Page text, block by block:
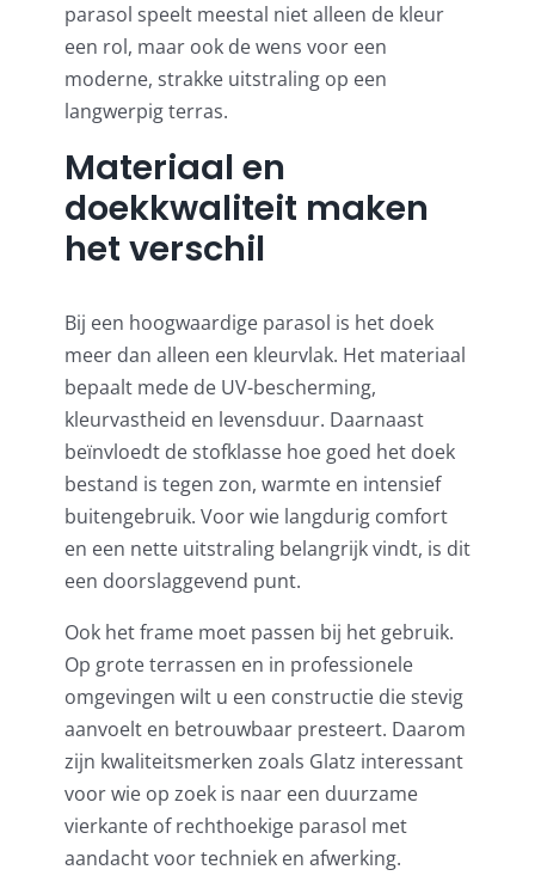
parasol speelt meestal niet alleen de kleur
een rol, maar ook de wens voor een
moderne, strakke uitstraling op een
langwerpig terras.
Materiaal en
doekkwaliteit maken
het verschil
Bij een hoogwaardige parasol is het doek
meer dan alleen een kleurvlak. Het materiaal
bepaalt mede de UV-bescherming,
kleurvastheid en levensduur. Daarnaast
beïnvloedt de stofklasse hoe goed het doek
bestand is tegen zon, warmte en intensief
buitengebruik. Voor wie langdurig comfort
en een nette uitstraling belangrijk vindt, is dit
een doorslaggevend punt.
Ook het frame moet passen bij het gebruik.
Op grote terrassen en in professionele
omgevingen wilt u een constructie die stevig
aanvoelt en betrouwbaar presteert. Daarom
zijn kwaliteitsmerken zoals Glatz interessant
voor wie op zoek is naar een duurzame
vierkante of rechthoekige parasol met
aandacht voor techniek en afwerking.